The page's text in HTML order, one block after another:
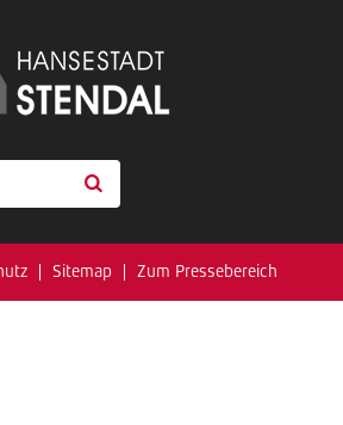
Sitemap Zum Pressebereich